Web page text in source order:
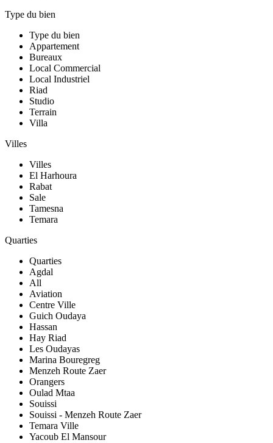
Type du bien
Type du bien
Appartement
Bureaux
Local Commercial
Local Industriel
Riad
Studio
Terrain
Villa
Villes
Villes
El Harhoura
Rabat
Sale
Tamesna
Temara
Quarties
Quarties
Agdal
All
Aviation
Centre Ville
Guich Oudaya
Hassan
Hay Riad
Les Oudayas
Marina Bouregreg
Menzeh Route Zaer
Orangers
Oulad Mtaa
Souissi
Souissi - Menzeh Route Zaer
Temara Ville
Yacoub El Mansour